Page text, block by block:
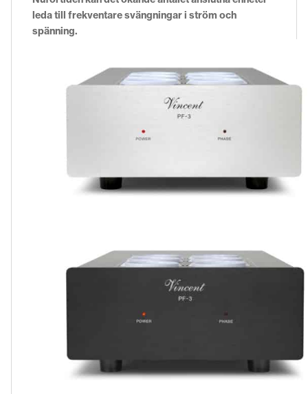
leda till frekventare svängningar i ström och
spänning.